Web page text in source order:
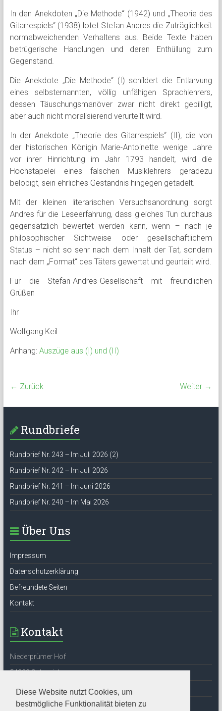
Diese Website nutzt Cookies, um
bestmögliche Funktionalität bieten zu
In den Anekdoten „Die Methode“ (1942) und „Theorie des
Gitarrespiels“ (1938) lotet Stefan Andres die Zuträglichkeit
normabweichenden Verhaltens aus. Beide Texte haben
betrügerische Handlungen und deren Enthüllung zum
Gegenstand.
Die Anekdote „Die Methode“ (I) schildert die Entlarvung
eines selbsternannten, völlig unfähigen Sprachlehrers,
dessen Täuschungsmanöver zwar nicht direkt gebilligt,
aber auch nicht moralisierend verurteilt wird.
In der Anekdote „Theorie des Gitarrespiels“ (II), die von
der historischen Königin Marie-Antoinette wenige Jahre
vor ihrer Hinrichtung im Jahr 1793 handelt, wird die
Hochstapelei eines falschen Musiklehrers geradezu
belobigt, sein ehrliches Geständnis hingegen getadelt.
Mit der kleinen literarischen Versuchsanordnung sorgt
Andres für die Leseerfahrung, dass gleiches Tun durchaus
gegensätzlich bewertet werden kann, wenn – nach je
philosophischer Sichtweise oder gesellschaftlichem
Status – nicht so sehr nach dem Inhalt der Tat, sondern
nach dem „Format“ des Täters gewertet und geurteilt wird.
Für die Stefan-Andres-Gesellschaft mit freundlichen
Grüßen
Ihr
Wolfgang Keil
Anhang: Auszüge aus (I) und (II)
← Zurück Weiter →
Rundbriefe
Rundbrief Nr. 243 – Im Juli 2026 (2)
Rundbrief Nr. 242 – Im Juli 2026
Rundbrief Nr. 241 – Im Juni 2026
Rundbrief Nr. 240 – Im Mai 2026
Über Uns
Impressum
Datenschutzerklärung
Befreundete Seiten
Kontakt
Kontakt
Niederprümer Hof
54338 Schweich
Tel: 06502-6524
E-Mail:info@stefan-andres-gesellschaft.de